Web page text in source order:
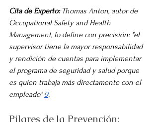
Cita de Experto: Thomas Anton, autor de
Occupational Safety and Health
Management, lo define con precisión: "el
supervisor tiene la mayor responsabilidad
y rendición de cuentas para implementar
el programa de seguridad y salud porque
es quien trabaja más directamente con el
empleado" 9.
Pilares de la Prevención: